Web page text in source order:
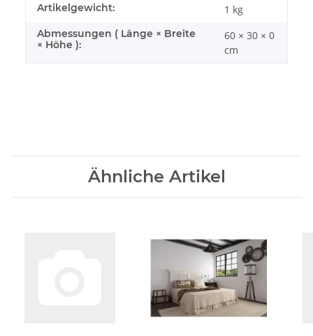
Artikelgewicht: 1 kg
Abmessungen ( Länge × Breite
× Höhe ):
60 × 30 × 0
cm
Ähnliche Artikel